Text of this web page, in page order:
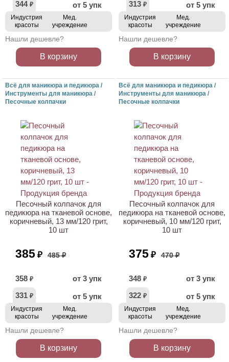
344 ₽ от 5 упк
Индустрия
красоты
Мед.
учреждение
Нашли дешевле?
В корзину
313 ₽ от 5 упк
Индустрия
красоты
Мед.
учреждение
Нашли дешевле?
В корзину
Всё для маникюра и педикюра /
Инструменты для маникюра /
Песочные колпачки
Песочный колпачок для
педикюра на тканевой основе,
коричневый, 13 мм/120 грит,
10 шт
385 ₽ 485 ₽
358 ₽
от 3 упк
331 ₽ от 5 упк
Индустрия
красоты
Мед.
учреждение
Нашли дешевле?
В корзину
Всё для маникюра и педикюра /
Инструменты для маникюра /
Песочные колпачки
Песочный колпачок для
педикюра на тканевой основе,
коричневый, 10 мм/120 грит,
10 шт
375 ₽ 470 ₽
348 ₽
от 3 упк
322 ₽ от 5 упк
Индустрия
красоты
Мед.
учреждение
Нашли дешевле?
В корзину